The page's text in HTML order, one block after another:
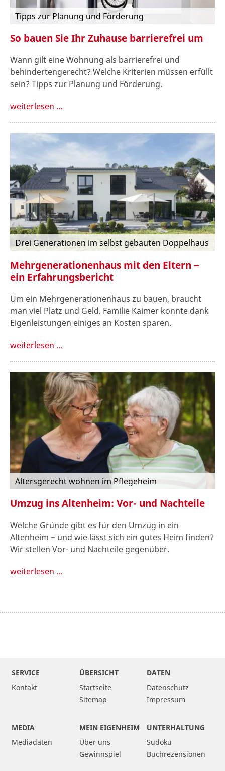
Tipps zur Planung und Förderung
So bauen Sie Ihr Zuhause barrierefrei um
Wann gilt eine Wohnung als barrierefrei und
behindertengerecht? Welche Kriterien müssen erfüllt
sein? Tipps zur Planung und Förderung.
weiterlesen ...
Drei Generationen im selbst gebauten Doppelhaus
Mehrgenerationenhaus mit den Eltern −
ein Erfahrungsbericht
Um ein Mehrgenerationenhaus zu bauen, braucht
man viel Platz und Geld. Familie Kaimer konnte dank
Eigenleistungen einiges an Kosten sparen.
weiterlesen ...
Altersgerecht wohnen im Pflegeheim
Umzug ins Altenheim: Vor- und Nachteile
Welche Gründe gibt es für den Umzug in ein
Altenheim − und wie lässt sich ein gutes Heim finden?
Wir stellen Vor- und Nachteile gegenüber.
weiterlesen ...
SERVICE
Kontakt
ÜBERSICHT
Startseite
Sitemap
DATEN
Datenschutz
Impressum
MEDIA
Mediadaten
MEIN EIGENHEIM
Über uns
Gewinnspiel
UNTERHALTUNG
Sudoku
Buchrezensionen